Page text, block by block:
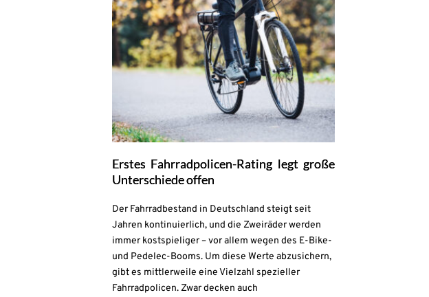
Erstes Fahrradpolicen-Rating legt große
Unterschiede offen
Der Fahrradbestand in Deutschland steigt seit
Jahren kontinuierlich, und die Zweiräder werden
immer kostspieliger – vor allem wegen des E-Bike-
und Pedelec-Booms. Um diese Werte abzusichern,
gibt es mittlerweile eine Vielzahl spezieller
Fahrradpolicen. Zwar decken auch